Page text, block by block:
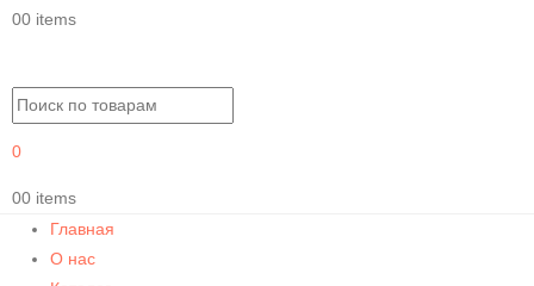
00 items
0
00 items
Главная
О нас